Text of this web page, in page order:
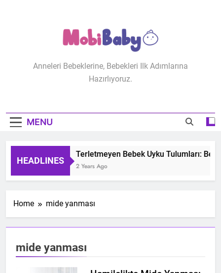
MobiBaby
Anneleri Bebeklerine, Bebekleri Ilk Adımlarına
Hazırlıyoruz.
MENU
HEADLINES
Terletmeyen Bebek Uyku Tulumları:
2 Years Ago
Home mide yanması
mide yanması